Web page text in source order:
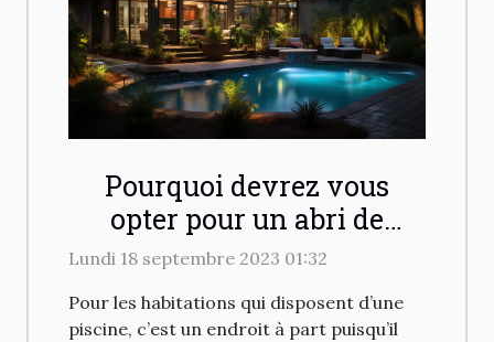
Pourquoi devrez vous
opter pour un abri de
piscine ?
Lundi 18 septembre 2023 01:32
Pour les habitations qui disposent d’une
piscine, c’est un endroit à part puisqu’il